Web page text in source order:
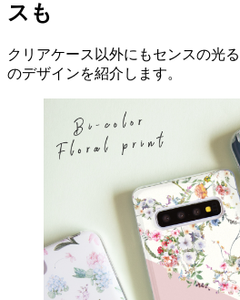
スも
クリアケース以外にもセンスの光
のデザインを紹介します。